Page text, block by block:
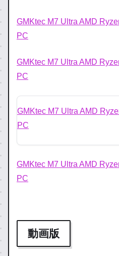
GMKtec M7 Ultra AMD
PC
GMKtec M7 Ultra AMD
PC
GMKtec M7 Ultra AMD
PC
GMKtec M7 Ultra AMD
PC
動画版